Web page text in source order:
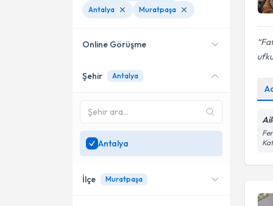
Antalya
Muratpaşa
Online Görüşme
Online danışmanlık sunan
SadeceAntalya
uzman ara
Şehir Antalya
Antalya
İlçe Muratpaşa